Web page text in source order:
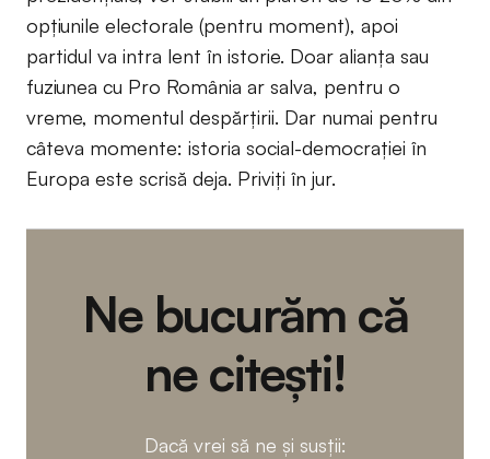
opţiunile electorale (pentru moment), apoi
partidul va intra lent în istorie. Doar alianţa sau
fuziunea cu Pro România ar salva, pentru o
vreme, momentul despărţirii. Dar numai pentru
câteva momente: istoria social-democraţiei în
Europa este scrisă deja. Priviţi în jur.
Ne bucurăm că
ne citești!
Dacă vrei să ne și susții: